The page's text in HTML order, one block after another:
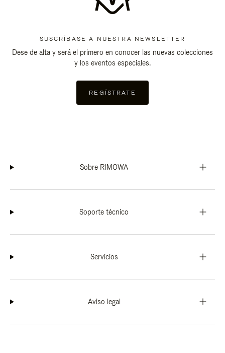
SUSCRÍBASE A NUESTRA NEWSLETTER
Dese de alta y será el primero en conocer las nuevas colecciones
y los eventos especiales.
REGÍSTRATE
Sobre RIMOWA
Soporte técnico
Servicios
Aviso legal